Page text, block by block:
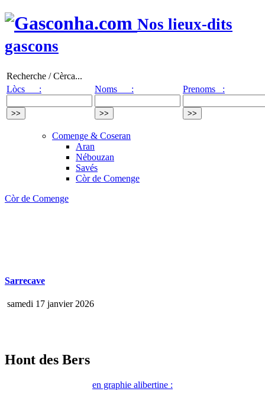
Nos lieux-dits
gascons
Recherche / Cèrca...
Lòcs :
Noms : Prenoms :
Comenge & Coseran
Aran
Nébouzan
Savés
Còr de Comenge
Còr de Comenge
Sarrecave
samedi 17 janvier 2026
Hont des Bers
en graphie alibertine :